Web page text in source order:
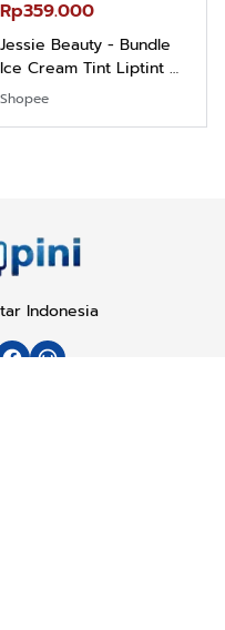
Rp359.000
Jessie Beauty - Bundle
Ice Cream Tint Liptint All
Variant
Shopee
Indonesia